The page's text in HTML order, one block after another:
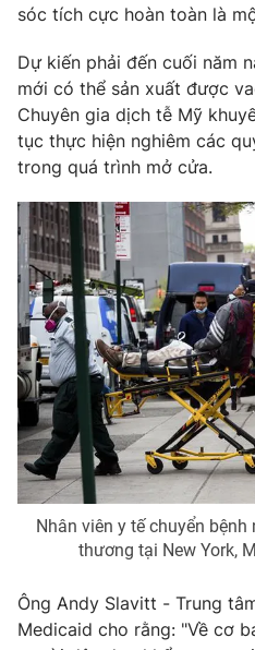
VTV4
VTV9
Liên hệ tòa soạn
THỜI BÁO VTV
Theo dõi báo trên
Cơ quan chủ quản:
Đài Truyền
Cơ quan báo chí:Thời báo VTV
Giấy phép hoạt động báo in và
cấp ngày 29/12/2023
Tổng Biên tập:Vũ Thanh Thủy
Nguyễn Trọng Ninh
Tổng đài VTV:024.38 355 931 -
sóc tích cực hoàn toàn là
Dự kiến phải đến cuối năm
mới có thể sản xuất được
Chuyên gia dịch tễ Mỹ
tục thực hiện nghiêm các
trong quá trình mở cửa.
Nhân viên y tế chuyển bệnh
thương tại New York,
Ông Andy Slavitt - Trung
Medicaid cho rằng: "Về cơ